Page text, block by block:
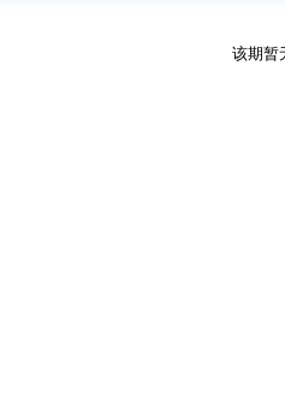
该期暂